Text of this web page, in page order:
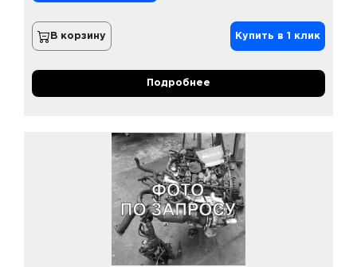
В корзину Купить в 1 клик
Подробнее